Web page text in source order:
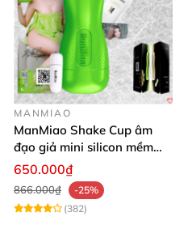
MANMIAO
ManMiao Shake Cup âm
đạo giả mini silicon mềm
mại kích thích mạnh
650.000₫
866.000₫
-25%
(382)